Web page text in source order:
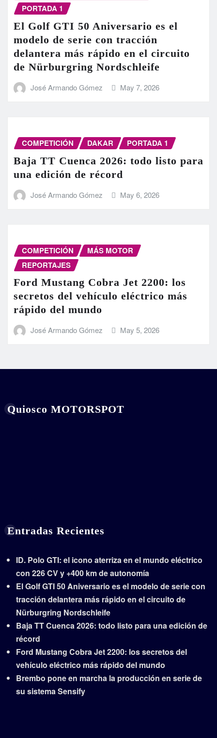
PORTADA 1
El Golf GTI 50 Aniversario es el
modelo de serie con tracción
delantera más rápido en el circuito
de Nürburgring Nordschleife
José Armando Gómez May 7, 2026
COMPETICIÓN DAKAR PORTADA 1
Baja TT Cuenca 2026: todo listo para
una edición de récord
José Armando Gómez May 6, 2026
COMPETICIÓN
MÁS MOTOR
REPORTAJES
Ford Mustang Cobra Jet 2200: los
secretos del vehículo eléctrico más
rápido del mundo
José Armando Gómez May 5, 2026
Quiosco MOTORSPOT
Entradas Recientes
ID. Polo GTI: el icono aterriza en el mundo eléctrico
con 226 CV y +400 km de autonomía
El Golf GTI 50 Aniversario es el modelo de serie con
tracción delantera más rápido en el circuito de
Nürburgring Nordschleife
Baja TT Cuenca 2026: todo listo para una edición de
récord
Ford Mustang Cobra Jet 2200: los secretos del
vehículo eléctrico más rápido del mundo
Brembo pone en marcha la producción en serie de
su sistema Sensify